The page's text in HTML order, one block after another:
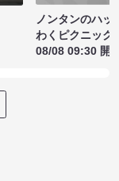
ノンタンのハッ
わくピクニック
08/08 09:30 開